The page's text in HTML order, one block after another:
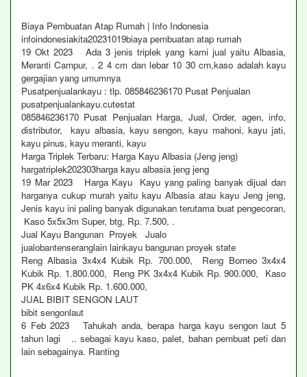
Biaya Pembuatan Atap Rumah | Info Indonesia
infoindonesiakita20231019biaya pembuatan atap rumah
19 Okt 2023 Ada 3 jenis triplek yang kami jual yaitu Albasia,
Meranti Campur, . 2 4 cm dan lebar 10 30 cm,kaso adalah kayu
gergajian yang umumnya
Pusatpenjualankayu : tlp. 085846236170 Pusat Penjualan
pusatpenjualankayu.cutestat
085846236170 Pusat Penjualan Harga, Jual, Order, agen, info,
distributor, kayu albasia, kayu sengon, kayu mahoni, kayu jati,
kayu pinus, kayu meranti, kayu
Harga Triplek Terbaru: Harga Kayu Albasia (Jeng jeng)
hargatriplek202303harga kayu albasia jeng jeng
19 Mar 2023 Harga Kayu Kayu yang paling banyak dijual dan
harganya cukup murah yaitu kayu Albasia atau kayu Jeng jeng,
Jenis kayu ini paling banyak digunakan terutama buat pengecoran,
Kaso 5x5x3m Super, btg, Rp. 7.500, .
Jual Kayu Bangunan Proyek Jualo
jualobantenseranglain lainkayu bangunan proyek state
Reng Albasia 3x4x4 Kubik Rp. 700.000, Reng Borneo 3x4x4
Kubik Rp. 1.800.000, Reng PK 3x4x4 Kubik Rp. 900.000, Kaso
PK 4x6x4 Kubik Rp. 1.600.000,
JUAL BIBIT SENGON LAUT
bibit sengonlaut
6 Feb 2023 Tahukah anda, berapa harga kayu sengon laut 5
tahun lagi .. sebagai kayu kaso, palet, bahan pembuat peti dan
lain sebagainya. Ranting